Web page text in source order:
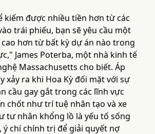
kiếm được nhiều tiền hơn từ các
trái phiếu, bạn sẽ yêu cầu một
hơn từ bất kỳ dự án nào trong
James Poterba, một nhà kinh tế
Massachusetts cho biết. Áp
xảy ra khi Hoa Kỳ đối mặt với sự
cầu gay gắt trong các lĩnh vực
chốt như trí tuệ nhân tạo và xe
tư nhân khổng lồ là yếu tố sống
ý chí chính trị để giải quyết nợ